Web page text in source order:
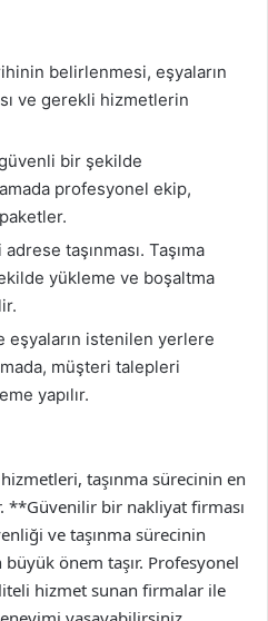
belirlenmesi, eşyaların
ve gerekli hizmetlerin
bir şekilde
profesyonel ekip,
taşınması. Taşıma
yükleme ve boşaltma
eşyaların istenilen yerlere
müşteri talepleri
yapılır.
taşınma sürecinin en
**Güvenilir bir nakliyat firması
ve taşınma sürecinin
büyük önem taşır. Profesyonel
hizmet sunan firmalar ile